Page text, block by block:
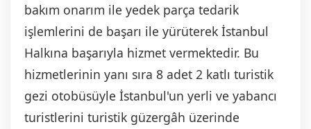
bakım onarım ile yedek parça tedarik
işlemlerini de başarı ile yürüterek İstanbul
Halkına başarıyla hizmet vermektedir. Bu
hizmetlerinin yanı sıra 8 adet 2 katlı turistik
gezi otobüsüyle İstanbul'un yerli ve yabancı
turistlerini turistik güzergâh üzerinde